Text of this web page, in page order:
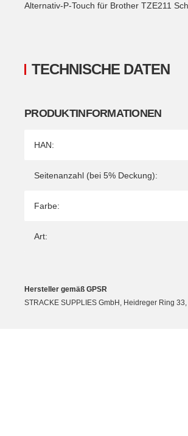
TECHNISCHE DATEN
PRODUKTINFORMATIONEN
Produkteigenschaft
Wert
HAN:
Seitenanzahl (bei 5% Deckung):
Farbe:
Art:
Alternativ-P-Touch für Brother TZE211
Hersteller gemäß GPSR
STRACKE SUPPLIES GmbH, Heidreger Ring